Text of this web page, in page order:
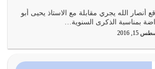
يُقتل في سبيله بالحياة الأبدية والرزق
والخلود في…
أهم مصدر لمعرفة رسول الله معرفة سيرته
أنصار الله يجري مقابلة مع الاستاذ يحيى أبو
بمناسبة الذكرى السنوية…
15, 2016